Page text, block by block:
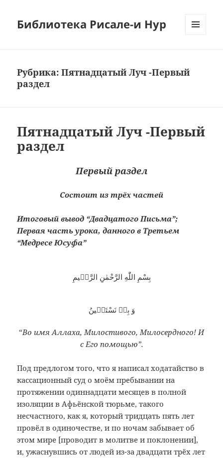
Библиотека Рисале-и Нур
Рубрика:Пятнадцатый Луч -Первый
раздел
Пятнадцатый Луч -Первый
раздел
Первый раздел
Состоит из трёх частей
Итоговый вывод “Двадцатого Письма”;
Первая часть урока, данного в Третьем
“Медресе Юсуфа”
بِسْمِ اللّٰهِ الرَّحْمٰنِ الرَّحٖيمِ
وَ بِهٖ نَسْتَعٖينُ
“Во имя Аллаха, Милостивого, Милосердного! И
с Его помощью”.
Под предлогом того, что я написал ходатайство в
кассационный суд о моём пребывании на
протяжении одиннадцати месяцев в полной
изоляции в Афьёнской тюрьме, такого
несчастного, как я, который тридцать пять лет
провёл в одиночестве, и по ночам забывает об
этом мире [проводит в молитве и поклонении],
и, ужаснувшись от людей из-за двадцати трёх лет